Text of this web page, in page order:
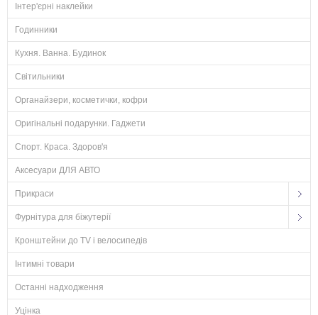
Інтер'єрні наклейки
Годинники
Кухня. Ванна. Будинок
Світильники
Органайзери, косметички, кофри
Оригінальні подарунки. Гаджети
Спорт. Краса. Здоров'я
Аксесуари ДЛЯ АВТО
Прикраси
Фурнітура для біжутерії
Кронштейни до TV і велосипедів
Інтимні товари
Останні надходження
Уцінка